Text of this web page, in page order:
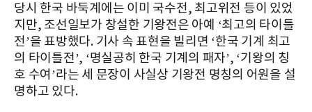
당시 한국 바둑계에는 이미 국수전, 최고위전 등이 있었
지만, 조선일보가 창설한 기왕전은 아예 ‘최고의 타이틀
전’을 표방했다. 기사 속 표현을 빌리면 ‘한국 기계 최고
의 타이틀전’, ‘명실공히 한국 기계의 패자’, ‘기왕의 칭
호 수여’라는 세 문장이 사실상 기왕전 명칭의 어원을 설
명하고 있다.